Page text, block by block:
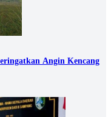
Angin Kencang